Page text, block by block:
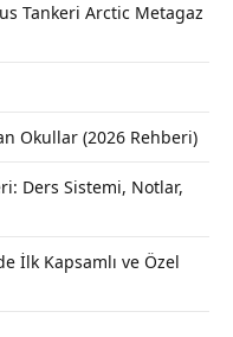
Tankeri Arctic Metagaz
Okullar (2026 Rehberi)
Ders Sistemi, Notlar,
İlk Kapsamlı ve Özel